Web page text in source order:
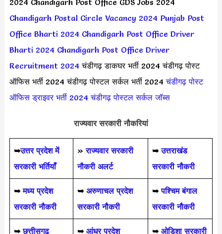
2024 Chandigarh Post Office GDS Jobs 2024
Chandigarh Postal Circle Vacancy 2024 Punjab Post
Office Bharti 2024 Chandigarh Post Office Driver
Bharti 2024 Chandigarh Post Office Driver
Recruitment 2024 चंडीगढ़ डाकघर भर्ती 2024 चंडीगढ़ पोस्ट
ऑफिस भर्ती 2024 चंडीगढ़ पोस्टल सर्कल भर्ती 2024चंडीगढ़ पोस्ट
ऑफिस ड्राइवर भर्ती 2024 चंडीगढ़ पोस्टल सर्कल जॉब्स
राज्यवार सरकारी नौकरियां
➥उत्तर प्रदेश में
सरकारी भर्तियाँ
»राज्यवार सरकारी
नौकरी अलर्ट
➥ उत्तराखंड
सरकारी नौकरी
➥ मध्य प्रदेश
सरकारी नौकरी
➥ अरुणाचल प्रदेश
सरकारी नौकरी
➥ पश्चिम बंगाल
सरकारी नौकरी
➥ छत्तीसगढ़
➥ आंध्र प्रदेश
➥ ओडिशा सरकारी